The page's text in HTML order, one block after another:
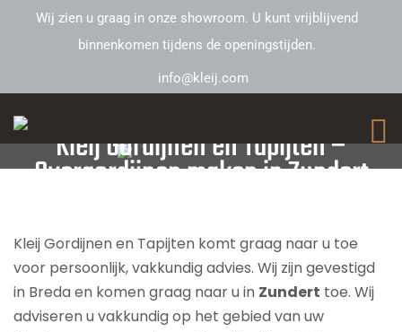
Wij zien u graag in onze showroom. U kunt vrijblijvend
binnenkomen tijdens de openingstijden.
info@kleij.com
Kleij Gordijnen en Tapijten –
Overgordijnen maken in Zundert
Kleij Gordijnen en Tapijten komt graag naar u toe
voor persoonlijk, vakkundig advies. Wij zijn gevestigd
in Breda en komen graag naar u in Zundert toe. Wij
adviseren u vakkundig op het gebied van uw